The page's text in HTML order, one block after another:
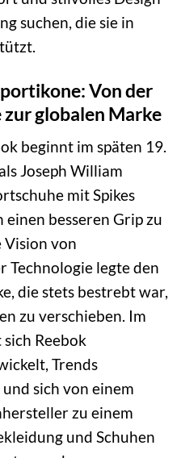
suchen, die sie in
Von der
globalen Marke
beginnt im späten 19.
Joseph William
mit Spikes
besseren Grip zu
Vision von
legte den
die stets bestrebt war,
zu verschieben. Im
Reebok
Trends
sich von einem
zu einem
und Schuhen